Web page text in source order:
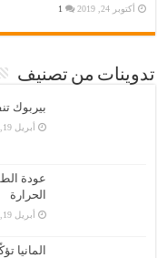
أكتوبر 24, 2019 1
تدوينات من تصنيف
بيربوك
أبريل 19, 2024
عودة
الحرارة
أبريل 19, 2024